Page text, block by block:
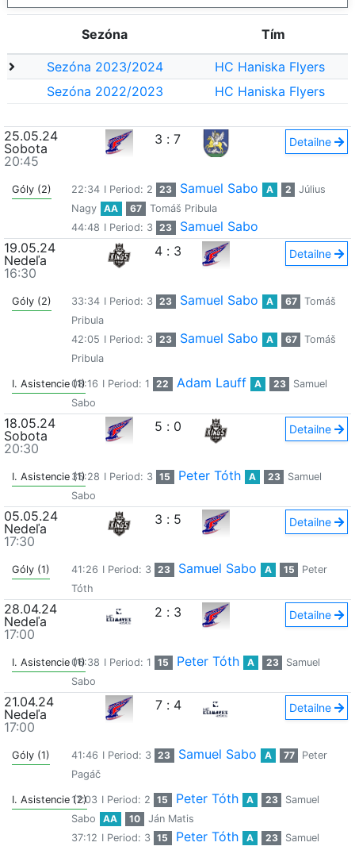
Sezóna Tím
Sezóna 2023/2024
HC Haniska Flyers
Sezóna 2022/2023
HC Haniska Flyers
25.05.24
Sobota
20:45
3 : 7 Detailne
Góly (2) 22:34 I Period: 2 23 Samuel Sabo A 2
Július
Nagy
AA 67
Tomáš Pribula
44:48 I Period: 3 23
Samuel Sabo
19.05.24
Nedeľa
16:30
4 : 3 Detailne
Góly (2) 33:34 I Period: 3 23 Samuel Sabo A 67
Tomáš
Pribula
42:05 I Period: 3 23 Samuel Sabo A 67
Tomáš
Pribula
I. Asistencie (1)08:16 I Period: 1 22 Adam Lauff A 23
Samuel
Sabo
18.05.24
Sobota
20:30
5 : 0 Detailne
I. Asistencie (1)35:28 I Period: 3 15 Peter Tóth A 23
Samuel
Sabo
05.05.24
Nedeľa
17:30
3 : 5 Detailne
Góly (1) 41:26 I Period: 3 23 Samuel Sabo A 15
Peter
Tóth
28.04.24
Nedeľa
17:00
2 : 3 Detailne
I. Asistencie (1)06:38 I Period: 1 15 Peter Tóth A 23
Samuel
Sabo
21.04.24
Nedeľa
17:00
7 : 4 Detailne
Góly (1) 41:46 I Period: 3 23 Samuel Sabo A 77
Peter
Pagáč
I. Asistencie (2)
17:03 I Period: 2 15 Peter Tóth A 23
Samuel
Sabo
AA 10
Ján Matis
37:12 I Period: 3 15 Peter Tóth A 23
Samuel